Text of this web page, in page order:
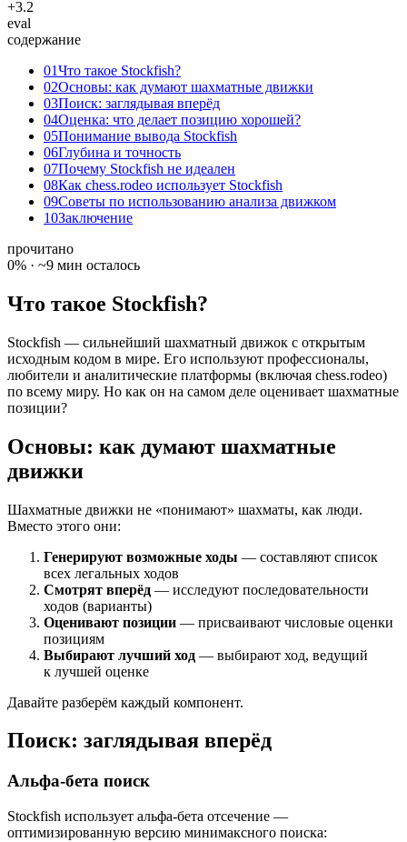
+3.2
eval
содержание
01Что такое Stockfish?
02Основы: как думают шахматные движки
03Поиск: заглядывая вперёд
04Оценка: что делает позицию хорошей?
05Понимание вывода Stockfish
06Глубина и точность
07Почему Stockfish не идеален
08Как chess.rodeo использует Stockfish
09Советы по использованию анализа движком
10Заключение
прочитано
0% · ~9 мин осталось
Что такое Stockfish?
Stockfish — сильнейший шахматный движок с открытым
исходным кодом в мире. Его используют профессионалы,
любители и аналитические платформы (включая chess.rodeo)
по всему миру. Но как он на самом деле оценивает шахматные
позиции?
Основы: как думают шахматные
движки
Шахматные движки не «понимают» шахматы, как люди.
Вместо этого они:
Генерируют возможные ходы — составляют список
всех легальных ходов
Смотрят вперёд — исследуют последовательности
ходов (варианты)
Оценивают позиции — присваивают числовые оценки
позициям
Выбирают лучший ход — выбирают ход, ведущий
к лучшей оценке
Давайте разберём каждый компонент.
Поиск: заглядывая вперёд
Альфа-бета поиск
Stockfish использует альфа-бета отсечение —
оптимизированную версию минимаксного поиска: